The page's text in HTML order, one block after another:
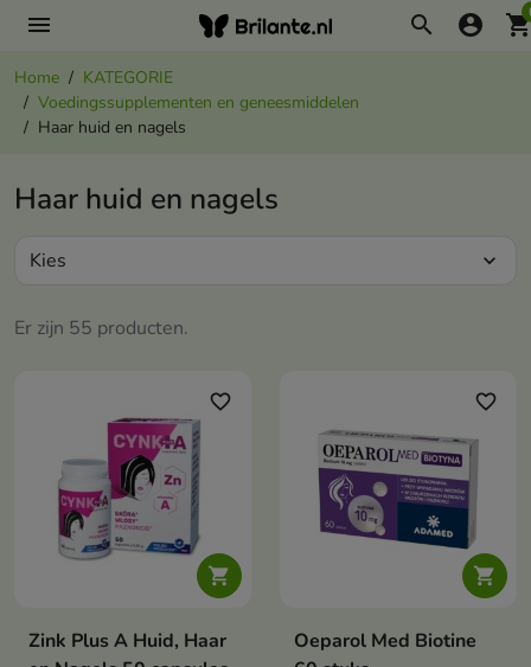
menu search account_circle
Home
KATEGORIE
Voedingssupplementen en geneesmiddelen
Haar huid en nagels
Haar huid en nagels
Er zijn 55 producten.
Kies expand_more

favorite_border
Zink Plus A Huid, Haar

favorite_border
Oeparol Med Biotine